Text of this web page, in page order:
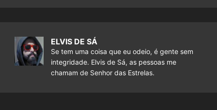
ELVIS DE SÁ
Se tem uma coisa que eu odeio, é gente sem
integridade. Elvis de Sá, as pessoas me
chamam de Senhor das Estrelas.